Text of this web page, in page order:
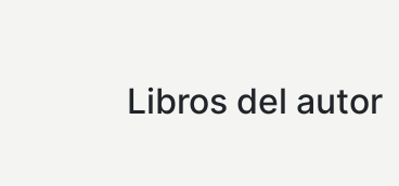
Libros del autor